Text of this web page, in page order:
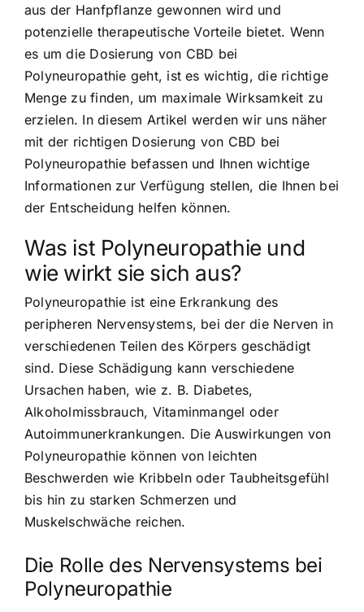
aus der Hanfpflanze gewonnen wird und
potenzielle therapeutische Vorteile bietet. Wenn
es um die Dosierung von CBD bei
Polyneuropathie geht, ist es wichtig, die richtige
Menge zu finden, um maximale Wirksamkeit zu
erzielen. In diesem Artikel werden wir uns näher
mit der richtigen Dosierung von CBD bei
Polyneuropathie befassen und Ihnen wichtige
Informationen zur Verfügung stellen, die Ihnen bei
der Entscheidung helfen können.
Was ist Polyneuropathie und
wie wirkt sie sich aus?
Polyneuropathie ist eine Erkrankung des
peripheren Nervensystems, bei der die Nerven in
verschiedenen Teilen des Körpers geschädigt
sind. Diese Schädigung kann verschiedene
Ursachen haben, wie z. B. Diabetes,
Alkoholmissbrauch, Vitaminmangel oder
Autoimmunerkrankungen. Die Auswirkungen von
Polyneuropathie können von leichten
Beschwerden wie Kribbeln oder Taubheitsgefühl
bis hin zu starken Schmerzen und
Muskelschwäche reichen.
Die Rolle des Nervensystems bei
Polyneuropathie